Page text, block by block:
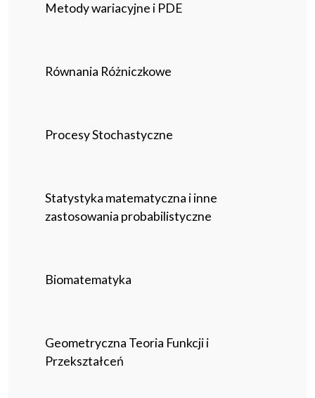
Metody wariacyjne i PDE
Równania Różniczkowe
Procesy Stochastyczne
Statystyka matematyczna i inne
zastosowania probabilistyczne
Biomatematyka
Geometryczna Teoria Funkcji i
Przekształceń